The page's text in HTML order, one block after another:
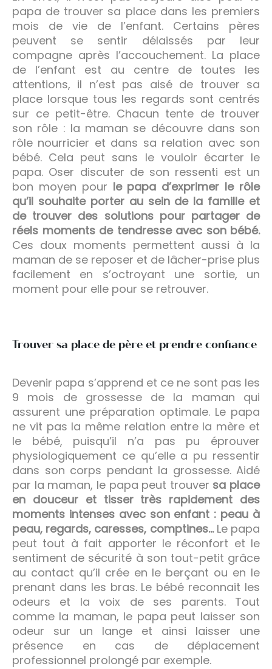
papa de trouver sa place dans les premiers
mois de vie de l’enfant. Certains pères
peuvent se sentir délaissés par leur
compagne après l’accouchement. La place
de l’enfant est au centre de toutes les
attentions, il n’est pas aisé de trouver sa
place lorsque tous les regards sont centrés
sur ce petit-être. Chacun tente de trouver
son rôle : la maman se découvre dans son
rôle nourricier et dans sa relation avec son
bébé. Cela peut sans le vouloir écarter le
papa. Oser discuter de son ressenti est un
bon moyen pour le papa d’exprimer le rôle
qu’il souhaite porter au sein de la famille et
de trouver des solutions pour partager de
réels moments de tendresse avec son bébé.
Ces doux moments permettent aussi à la
maman de se reposer et de lâcher-prise plus
facilement en s’octroyant une sortie, un
moment pour elle pour se retrouver.
Trouver sa place de père et prendre confiance
Devenir papa s’apprend et ce ne sont pas les
9 mois de grossesse de la maman qui
assurent une préparation optimale. Le papa
ne vit pas la même relation entre la mère et
le bébé, puisqu’il n’a pas pu éprouver
physiologiquement ce qu’elle a pu ressentir
dans son corps pendant la grossesse. Aidé
par la maman, le papa peut trouver sa place
en douceur et tisser très rapidement des
moments intenses avec son enfant : peau à
peau, regards, caresses, comptines…Le papa
peut tout à fait apporter le réconfort et le
sentiment de sécurité à son tout-petit grâce
au contact qu’il crée en le berçant ou en le
prenant dans les bras. Le bébé reconnait les
odeurs et la voix de ses parents. Tout
comme la maman, le papa peut laisser son
odeur sur un lange et ainsi laisser une
présence en cas de déplacement
professionnel prolongé par exemple.